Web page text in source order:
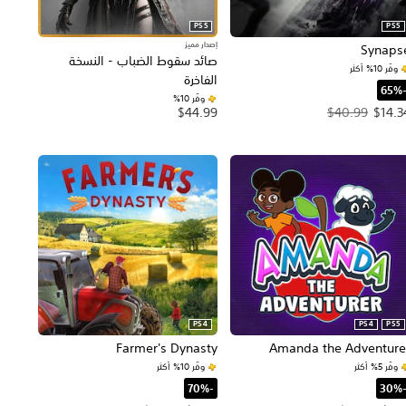
PS5
وفّر 10% أكثر
‏-65%‏
$14.34‏. السعر الأصلي، $40.99‏.
$40.99
صائد سقوط الضباب - النسخة
الفاخرة
PS5
إصدار مميز
وفّر 10%‏
$44.99
Amanda the
PS5
PS4
وفّر 5% أكثر
‏-30%‏
Farmer's Dynasty
PS4
وفّر 10% أكثر
‏-70%‏